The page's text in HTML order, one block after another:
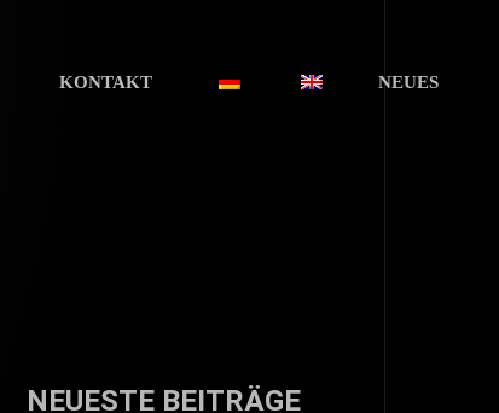
KONTAKT NEUES
NEUESTE BEITRÄGE